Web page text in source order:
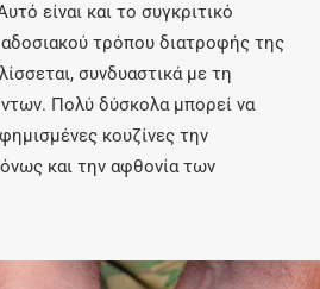
είναι και το συγκριτικό
τρόπου διατροφής της
συνδυαστικά με τη
Πολύ δύσκολα μπορεί να
κουζίνες την
και την αφθονία των